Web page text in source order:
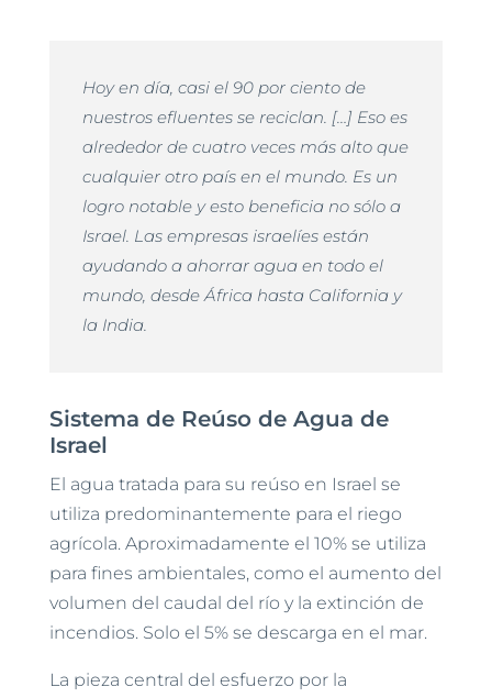
Hoy en día, casi el 90 por ciento de
nuestros efluentes se reciclan. […] Eso es
alrededor de cuatro veces más alto que
cualquier otro país en el mundo. Es un
logro notable y esto beneficia no sólo a
Israel. Las empresas israelíes están
ayudando a ahorrar agua en todo el
mundo, desde África hasta California y
la India.
Sistema de Reúso de Agua de
Israel
El agua tratada para su reúso en Israel se
utiliza predominantemente para el riego
agrícola. Aproximadamente el 10% se utiliza
para fines ambientales, como el aumento del
volumen del caudal del río y la extinción de
incendios. Solo el 5% se descarga en el mar.
La pieza central del esfuerzo por la